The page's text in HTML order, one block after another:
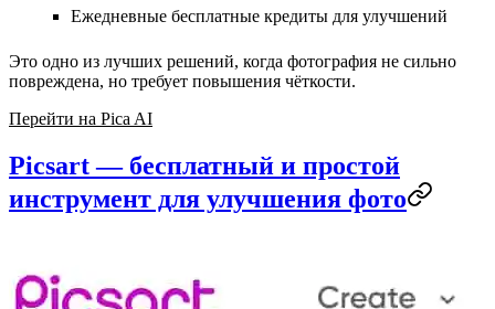
Ежедневные бесплатные кредиты для улучшений
Это одно из лучших решений, когда фотография не сильно
повреждена, но требует повышения чёткости.
Перейти на Pica AI
Picsart — бесплатный и простой
инструмент для улучшения фото